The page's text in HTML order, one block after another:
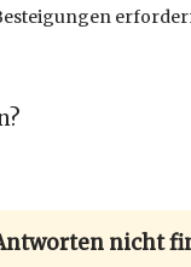
nicht